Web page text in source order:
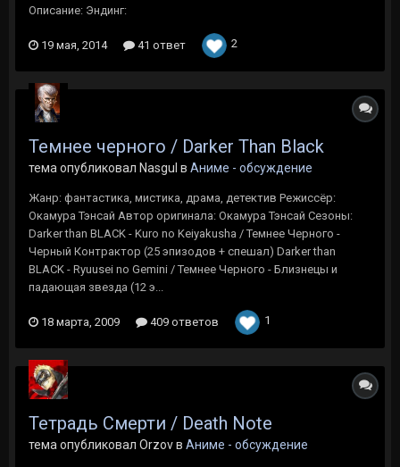
Описание: Эндинг:
19 мая, 2014 41 ответ 2
Темнее черного / Darker Than Black
тема опубликовал Nasgul в Аниме - обсуждение
Жанр: фантастика, мистика, драма, детектив Режиссёр:
Окамура Тэнсай Автор оригинала: Окамура Тэнсай Сезоны:
Darker than BLACK - Kuro no Keiyakusha / Темнее Черного -
Черный Контрактор (25 эпизодов + спешал) Darker than
BLACK - Ryuusei no Gemini / Темнее Черного - Близнецы и
падающая звезда (12 э...
18 марта, 2009 409 ответов 1
Тетрадь Смерти / Death Note
тема опубликовал Orzov в Аниме - обсуждение